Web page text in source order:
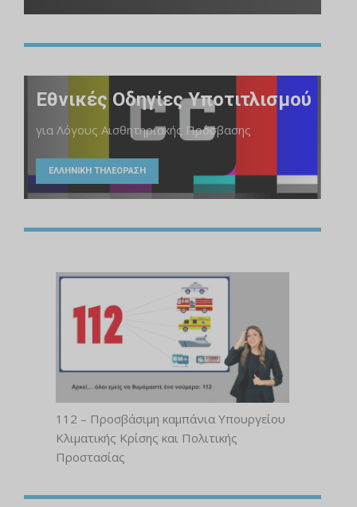
Εθνικές Οδηγίες Υποτιτλισμού
για Λόγους Αισθητηριακής Πρόσβασης
ΕΛΛΗΝΙΚΗ ΤΗΛΕΟΡΑΣΗ
112 – Προσβάσιμη καμπάνια Υπουργείου
Κλιματικής Κρίσης και Πολιτικής
Προστασίας